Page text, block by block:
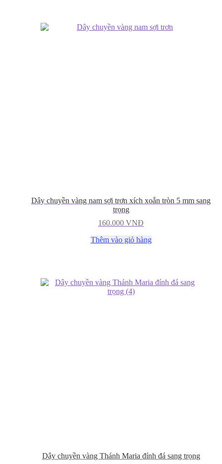
Dây chuyền vàng nam sợi trơn xích xoắn tròn 5 mm sang
trọng
160.000 VNĐ
Thêm vào giỏ hàng
Dây chuyền vàng Thánh Maria đính đá sang trọng